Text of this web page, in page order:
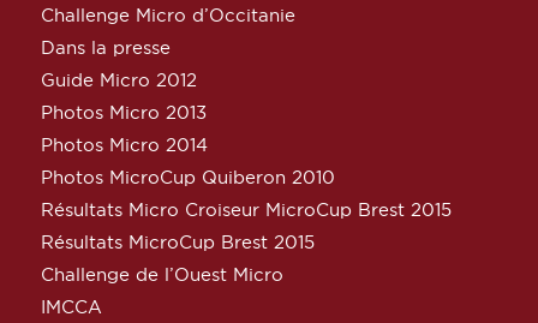
Challenge Micro d’Occitanie
Dans la presse
Guide Micro 2012
Photos Micro 2013
Photos Micro 2014
Photos MicroCup Quiberon 2010
Résultats Micro Croiseur MicroCup Brest 2015
Résultats MicroCup Brest 2015
Challenge de l’Ouest Micro
IMCCA